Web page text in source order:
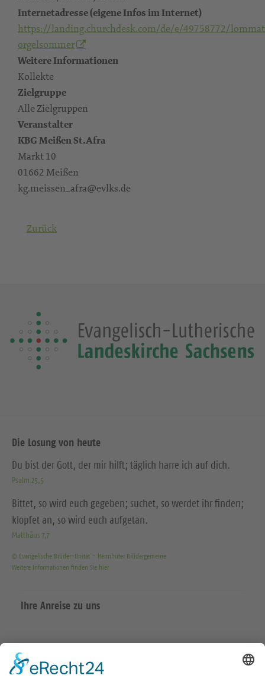
Internetadresse (eigene Infos im Internet)
https://landing.churchdesk.com/de/e/49758772/
orgelsommer
Weitere Informationen
Kollekte
Zielgruppe
Alle Zielgruppen
Veranstalter
KBG Meißen St.Afra
Markt 10
01662 Meißen
kg.meissen_afra@evlks.de
Zurück
Die Losung von heute
Du bist der Gott, der mir hilft; täglich harre ich auf dich.
Psalm 25,5
Bittet, so wird euch gegeben; suchet, so werdet ihr finden;
klopfet an, so wird euch aufgetan.
Matthäus 7,7
© Evangelische Brüder-Unität – Herrnhuter Brüdergemeine
Weitere Informationen finden Sie hier
Ihre Anreise zu uns